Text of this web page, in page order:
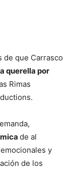
de que Carrasco
querella por
Rimas
de al
y
de los